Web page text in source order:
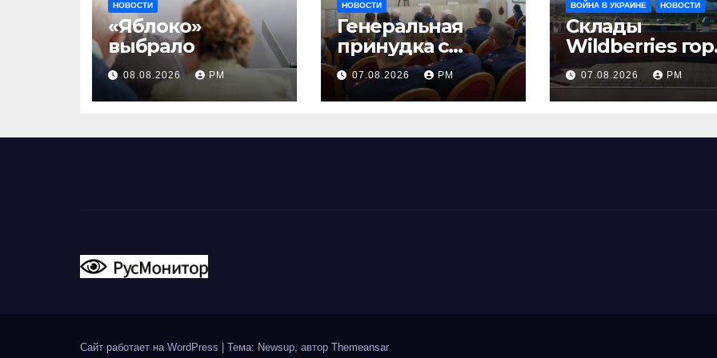
НОВОСТИ
«Яблоко»
выбрало
08.08.2026 РМ
НОВОСТИ
Генеральная
принудка с
изоляцией
07.08.2026 РМ
ВОЙНА В УКРАИНЕ НОВОСТИ
Склады
Wildberries
на Урале, сенат
принимает по
Грэму закон
07.08.2026 РМ
Сайт работает на WordPress Тема: Newsup, автор Themeansar